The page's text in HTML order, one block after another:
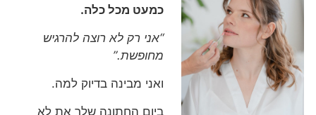
כמעט מכל כלה.
“אני רק לא רוצה להרגיש
מחופשת.”
ואני מבינה בדיוק למה.
ביום החתונה שלך את לא